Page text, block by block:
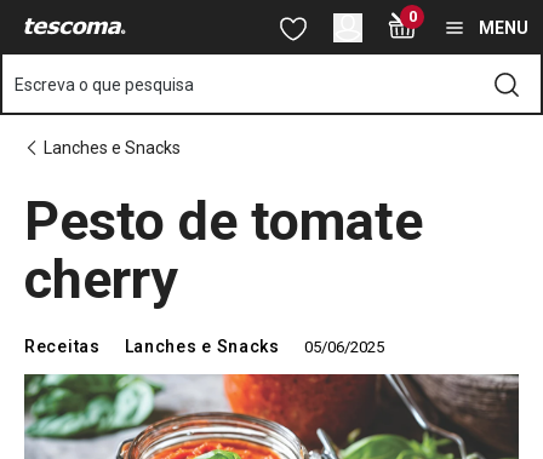
Saltar para o conteúdo principal
Saltar para a pesquisa
Saltar para a navegação 0
MENU
Escreva o que pesquisa
Lanches e Snacks
Pesto de tomate
cherry
Receitas Lanches e Snacks 05/06/2025